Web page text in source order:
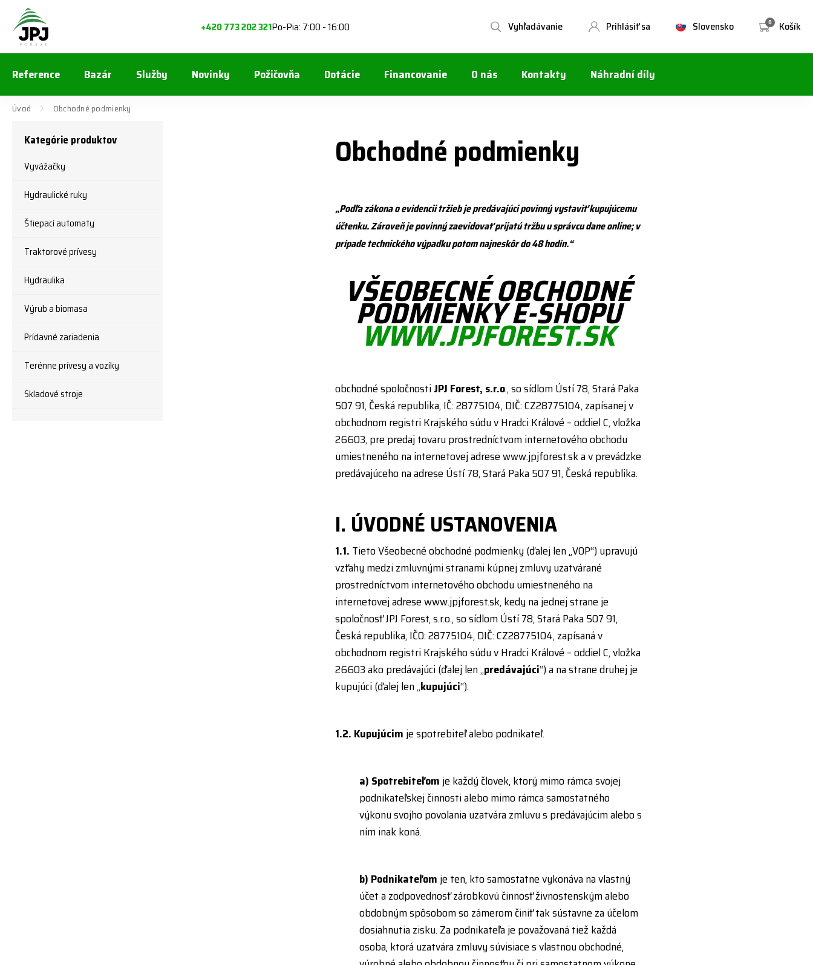
+420 773 202 321Po-Pia: 7:00 - 16:00 0 Košík
Slovensko
Prihlásiť sa
Vyhľadávanie
Reference Bazár Služby Novinky Požičovňa Dotácie Financovanie O nás Kontakty Náhradní díly
Úvod Obchodné podmienky
Kategórie produktov
Vyvážačky
Hydraulické ruky
Štiepací automaty
Traktorové prívesy
Hydraulika
Výrub a biomasa
Prídavné zariadenia
Terénne prívesy a vozíky
Skladové stroje
Obchodné podmienky
„Podľa zákona o evidencii tržieb je predávajúci povinný vystaviť kupujúcemu
účtenku. Zároveň je povinný zaevidovať prijatú tržbu u správcu dane online; v
prípade technického výpadku potom najneskôr do 48 hodín.“
VŠEOBECNÉ OBCHODNÉ
PODMIENKY E-SHOPU
WWW.JPJFOREST.SK
obchodné spoločnostiJPJ Forest, s.r.o., so sídlom Ústí 78, Stará Paka
507 91, Česká republika, IČ: 28775104, DIČ: CZ28775104, zapísanej v
obchodnom registri Krajského súdu v Hradci Králové – oddiel C, vložka
26603, pre predaj tovaru prostredníctvom internetového obchodu
umiestneného na internetovej adrese www.jpjforest.sk a v prevádzke
predávajúceho na adrese Ústí 78, Stará Paka 507 91, Česká republika.
I. ÚVODNÉ USTANOVENIA
1.1. Tieto Všeobecné obchodné podmienky (ďalej len „VOP“) upravujú
vzťahy medzi zmluvnými stranami kúpnej zmluvy uzatvárané
prostredníctvom internetového obchodu umiestneného na
internetovej adrese www.jpjforest.sk, kedy na jednej strane je
spoločnosť JPJ Forest, s.r.o., so sídlom Ústí 78, Stará Paka 507 91,
Česká republika, IČO: 28775104, DIČ: CZ28775104, zapísaná v
obchodnom registri Krajského súdu v Hradci Králové – oddiel C, vložka
26603 ako predávajúci (ďalej len „predávajúci“) a na strane druhej je
kupujúci (ďalej len „kupujúci“).
1.2. Kupujúcimje spotrebiteľ alebo podnikateľ.
a) Spotrebiteľomje každý človek, ktorý mimo rámca svojej
podnikateľskej činnosti alebo mimo rámca samostatného
výkonu svojho povolania uzatvára zmluvu s predávajúcim alebo s
ním inak koná.
b) Podnikateľomje ten, kto samostatne vykonáva na vlastný
účet a zodpovednosť zárobkovú činnosť živnostenským alebo
obdobným spôsobom so zámerom činiť tak sústavne za účelom
dosiahnutia zisku. Za podnikateľa je považovaná tiež každá
osoba, ktorá uzatvára zmluvy súvisiace s vlastnou obchodné,